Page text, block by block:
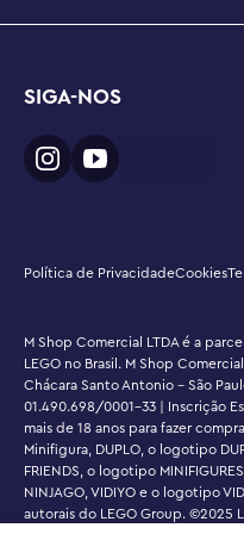
crianças pequenas são
Dimensões – Este
na árvore reconstruível
SIGA-NOS
Política de PrivacidadeCookies
M Shop Comercial LTDA é a
LEGO no Brasil. M Shop
Chácara Santo Antonio - São
01.490.698/0001-33 | Inscrição
mais de 18 anos para fazer
Minifigura, DUPLO, o logotipo
FRIENDS, o logotipo
NINJAGO, VIDIYO e o logotipo
autorais do LEGO Group. ©2025